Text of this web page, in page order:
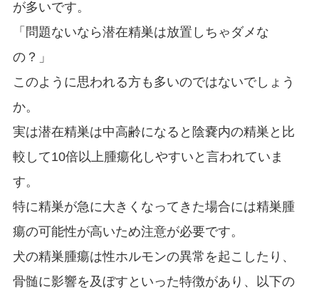
が多いです。
「問題ないなら潜在精巣は放置しちゃダメな
の？」
このように思われる方も多いのではないでしょう
か。
実は潜在精巣は中高齢になると陰嚢内の精巣と比
較して10倍以上腫瘍化しやすいと言われていま
す。
特に精巣が急に大きくなってきた場合には精巣腫
瘍の可能性が高いため注意が必要です。
犬の精巣腫瘍は性ホルモンの異常を起こしたり、
骨髄に影響を及ぼすといった特徴があり、以下の